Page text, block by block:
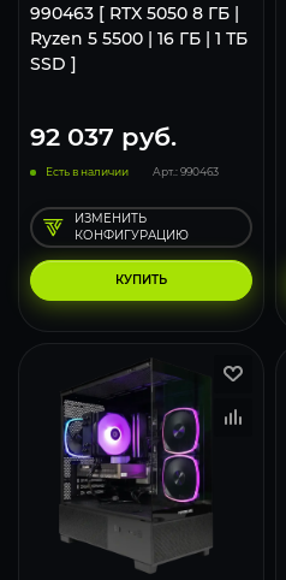
990463 [ RTX 5050 8 ГБ |
Ryzen 5 5500 | 16 ГБ | 1 ТБ
SSD ]
92 037 руб.
Есть в наличии Арт.: 990463
КУПИТЬ
ИЗМЕНИТЬ
КОНФИГУРАЦИЮ